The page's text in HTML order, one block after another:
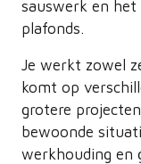
sauswerk en
plafonds.
Je werkt zowel
komt op
grotere
bewoonde
werkhouding en